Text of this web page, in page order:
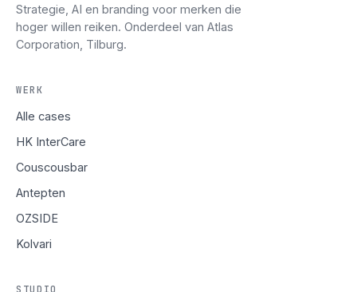
Strategie, AI en branding voor merken die
hoger willen reiken. Onderdeel van Atlas
Corporation, Tilburg.
WERK
Alle cases
HK InterCare
Couscousbar
Antepten
OZSIDE
Kolvari